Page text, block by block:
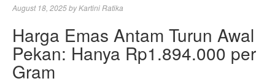
August 18, 2025byKartini Ratika
Harga Emas Antam Turun Awal
Pekan: Hanya Rp1.894.000 per
Gram